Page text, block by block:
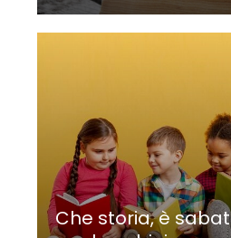
Che storia, è